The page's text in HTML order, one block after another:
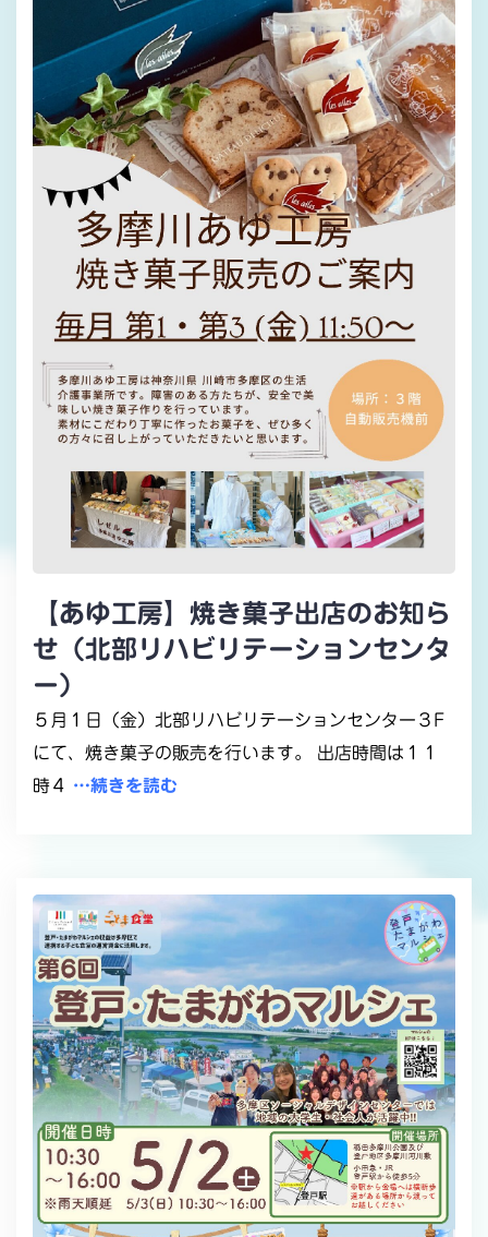
【あゆ工房】焼き菓子出店のお知ら
せ（北部リハビリテーションセンタ
ー）
５月１日（金）北部リハビリテーションセンター３F
にて、焼き菓子の販売を行います。 出店時間は１１
時４ …続きを読む